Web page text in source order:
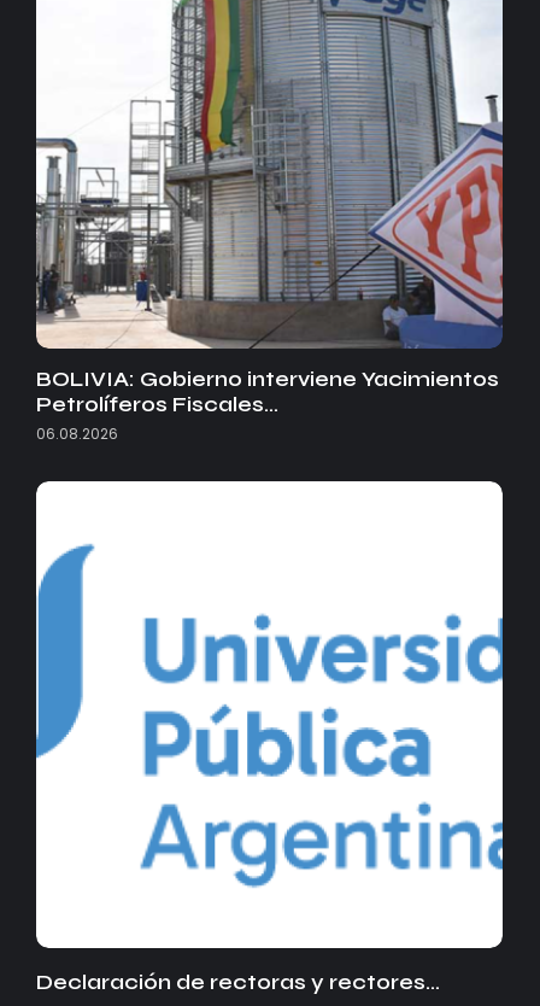
BOLIVIA: Gobierno interviene Yacimientos
Petrolíferos Fiscales…
06.08.2026
Declaración de rectoras y rectores…